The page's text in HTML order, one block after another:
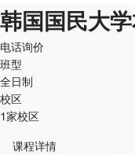
韩国国民大学
电话询价
班型
全日制
校区
1家校区
课程详情